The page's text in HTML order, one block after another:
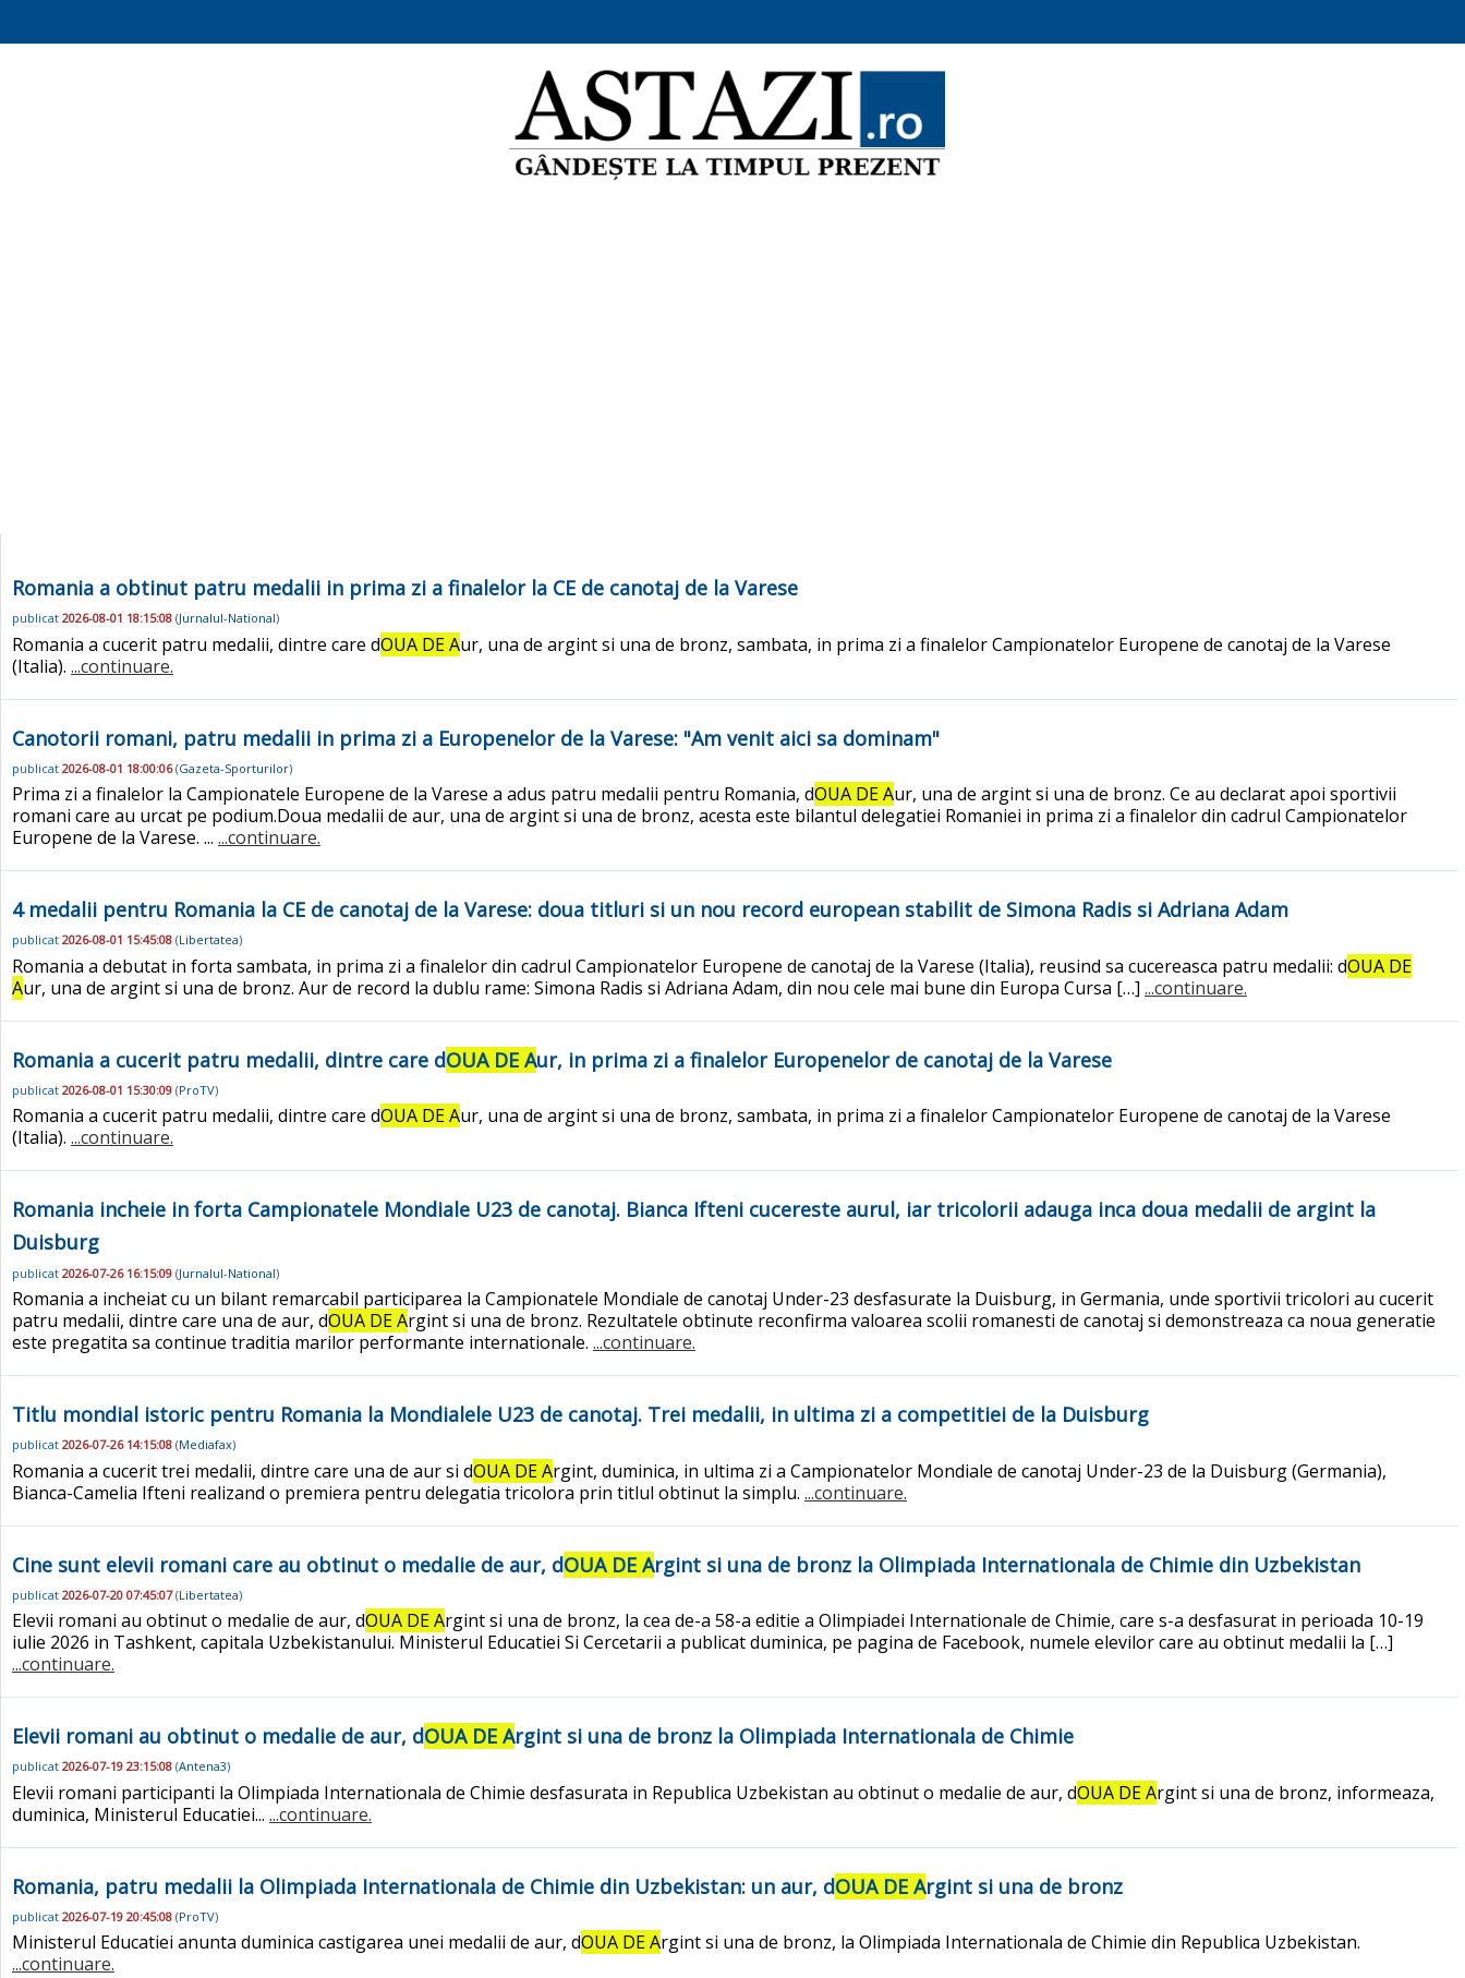
Romania a obtinut patru medalii in prima zi a finalelor la CE de canotaj de la Varese
publicat 2026-08-01 18:15:08 (Jurnalul-National)
Romania a cucerit patru medalii, dintre care dOUA DE Aur, una de argint si una de bronz, sambata, in prima zi a finalelor Campionatelor Europene de canotaj de la Varese
(Italia). ...continuare.
Canotorii romani, patru medalii in prima zi a Europenelor de la Varese: "Am venit aici sa dominam"
publicat 2026-08-01 18:00:06(Gazeta-Sporturilor)
Prima zi a finalelor la Campionatele Europene de la Varese a adus patru medalii pentru Romania, dOUA DE Aur, una de argint si una de bronz. Ce au declarat apoi sportivii
romani care au urcat pe podium.Doua medalii de aur, una de argint si una de bronz, acesta este bilantul delegatiei Romaniei in prima zi a finalelor din cadrul Campionatelor
Europene de la Varese. ... ...continuare.
4 medalii pentru Romania la CE de canotaj de la Varese: doua titluri si un nou record european stabilit de Simona Radis si Adriana Adam
publicat 2026-08-01 15:45:08 (Libertatea)
Romania a debutat in forta sambata, in prima zi a finalelor din cadrul Campionatelor Europene de canotaj de la Varese (Italia), reusind sa cucereasca patru medalii: dOUA DE
Aur, una de argint si una de bronz. Aur de record la dublu rame: Simona Radis si Adriana Adam, din nou cele mai bune din Europa Cursa […] ...continuare.
Romania a cucerit patru medalii, dintre care dOUA DE Aur, in prima zi a finalelor Europenelor de canotaj de la Varese
publicat 2026-08-01 15:30:09 (ProTV)
Romania a cucerit patru medalii, dintre care dOUA DE Aur, una de argint si una de bronz, sambata, in prima zi a finalelor Campionatelor Europene de canotaj de la Varese
(Italia). ...continuare.
Romania incheie in forta Campionatele Mondiale U23 de canotaj. Bianca Ifteni cucereste aurul, iar tricolorii adauga inca doua medalii de argint la
Duisburg
publicat 2026-07-26 16:15:09 (Jurnalul-National)
Romania a incheiat cu un bilant remarcabil participarea la Campionatele Mondiale de canotaj Under-23 desfasurate la Duisburg, in Germania, unde sportivii tricolori au cucerit
patru medalii, dintre care una de aur, dOUA DE Argint si una de bronz. Rezultatele obtinute reconfirma valoarea scolii romanesti de canotaj si demonstreaza ca noua generatie
este pregatita sa continue traditia marilor performante internationale. ...continuare.
Titlu mondial istoric pentru Romania la Mondialele U23 de canotaj. Trei medalii, in ultima zi a competitiei de la Duisburg
publicat 2026-07-26 14:15:08 (Mediafax)
Romania a cucerit trei medalii, dintre care una de aur si dOUA DE Argint, duminica, in ultima zi a Campionatelor Mondiale de canotaj Under-23 de la Duisburg (Germania),
Bianca-Camelia Ifteni realizand o premiera pentru delegatia tricolora prin titlul obtinut la simplu. ...continuare.
Cine sunt elevii romani care au obtinut o medalie de aur, dOUA DE Argint si una de bronz la Olimpiada Internationala de Chimie din Uzbekistan
publicat 2026-07-20 07:45:07(Libertatea)
Elevii romani au obtinut o medalie de aur, dOUA DE Argint si una de bronz, la cea de-a 58-a editie a Olimpiadei Internationale de Chimie, care s-a desfasurat in perioada 10-19
iulie 2026 in Tashkent, capitala Uzbekistanului. Ministerul Educatiei Si Cercetarii a publicat duminica, pe pagina de Facebook, numele elevilor care au obtinut medalii la […]
...continuare.
Elevii romani au obtinut o medalie de aur, dOUA DE Argint si una de bronz la Olimpiada Internationala de Chimie
publicat 2026-07-19 23:15:08 (Antena3)
Elevii romani participanti la Olimpiada Internationala de Chimie desfasurata in Republica Uzbekistan au obtinut o medalie de aur, dOUA DE Argint si una de bronz, informeaza,
duminica, Ministerul Educatiei... ...continuare.
Romania, patru medalii la Olimpiada Internationala de Chimie din Uzbekistan: un aur, dOUA DE Argint si una de bronz
publicat 2026-07-19 20:45:08 (ProTV)
Ministerul Educatiei anunta duminica castigarea unei medalii de aur, dOUA DE Argint si una de bronz, la Olimpiada Internationala de Chimie din Republica Uzbekistan.
...continuare.